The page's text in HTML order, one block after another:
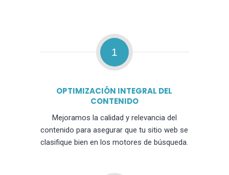
1
OPTIMIZACIÓN INTEGRAL DEL
CONTENIDO
Mejoramos la calidad y relevancia del
contenido para asegurar que tu sitio web se
clasifique bien en los motores de búsqueda.